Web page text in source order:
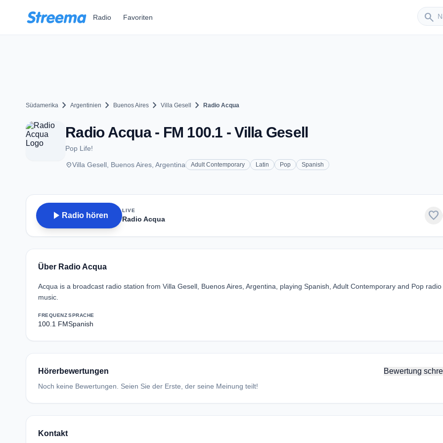
Radio Favoriten search
Südamerika chevron_right Argentinien chevron_right Buenos Aires chevron_right Villa Gesell chevron_right Radio Acqua
Radio Acqua - FM 100.1 - Villa Gesell
Pop Life!
placeVilla Gesell, Buenos Aires, Argentina Adult Contemporary Latin Pop Spanish
play_arrow Radio hören
LIVE
Radio Acqua favorite
Über Radio Acqua
Acqua is a broadcast radio station from Villa Gesell, Buenos Aires, Argentina, playing Spanish, Adult Contemporary and Pop radio
music.
FREQUENZ
100.1 FM
SPRACHE
Spanish
Hörerbewertungen Bewertung
Noch keine Bewertungen. Seien Sie der Erste, der seine Meinung teilt!
Kontakt